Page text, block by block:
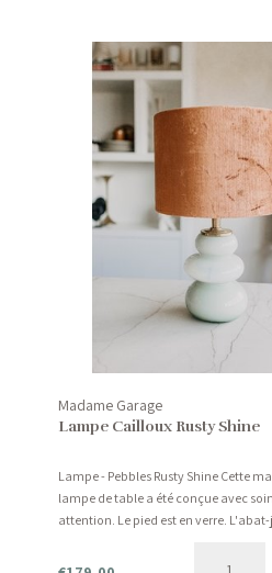
Madame Garage
Lampe Cailloux Rusty Shine
Lampe - Pebbles Rusty Shine Cette
lampe de table a été conçue avec
attention. Le pied est en verre.
couleur rouille avec une touche de